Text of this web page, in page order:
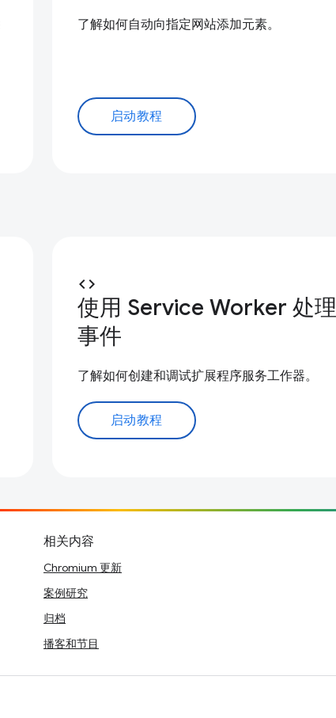
了解如何自动向指定网站添加元素。
启动教程
code
使用 Service Worker 处理
事件
了解如何创建和调试扩展程序服务工作器。
启动教程
相关内容
Chromium 更新
案例研究
归档
播客和节目